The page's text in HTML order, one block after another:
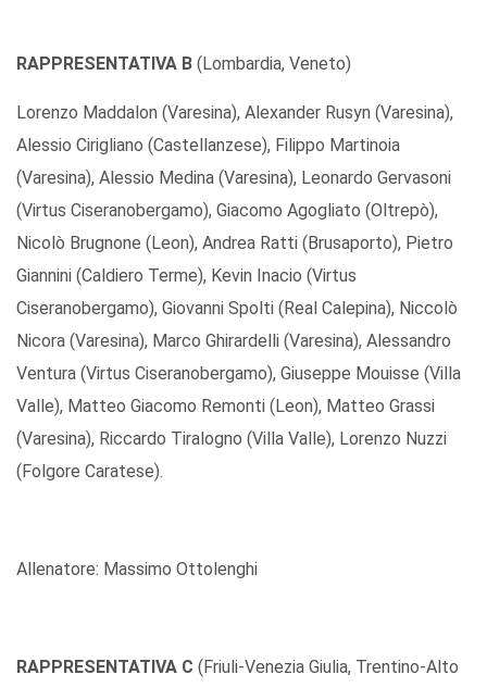
RAPPRESENTATIVA B (Lombardia, Veneto)
Lorenzo Maddalon (Varesina), Alexander Rusyn (Varesina),
Alessio Cirigliano (Castellanzese), Filippo Martinoia
(Varesina), Alessio Medina (Varesina), Leonardo Gervasoni
(Virtus Ciseranobergamo), Giacomo Agogliato (Oltrepò),
Nicolò Brugnone (Leon), Andrea Ratti (Brusaporto), Pietro
Giannini (Caldiero Terme), Kevin Inacio (Virtus
Ciseranobergamo), Giovanni Spolti (Real Calepina), Niccolò
Nicora (Varesina), Marco Ghirardelli (Varesina), Alessandro
Ventura (Virtus Ciseranobergamo), Giuseppe Mouisse (Villa
Valle), Matteo Giacomo Remonti (Leon), Matteo Grassi
(Varesina), Riccardo Tiralogno (Villa Valle), Lorenzo Nuzzi
(Folgore Caratese).
Allenatore: Massimo Ottolenghi
RAPPRESENTATIVA C (Friuli-Venezia Giulia, Trentino-Alto